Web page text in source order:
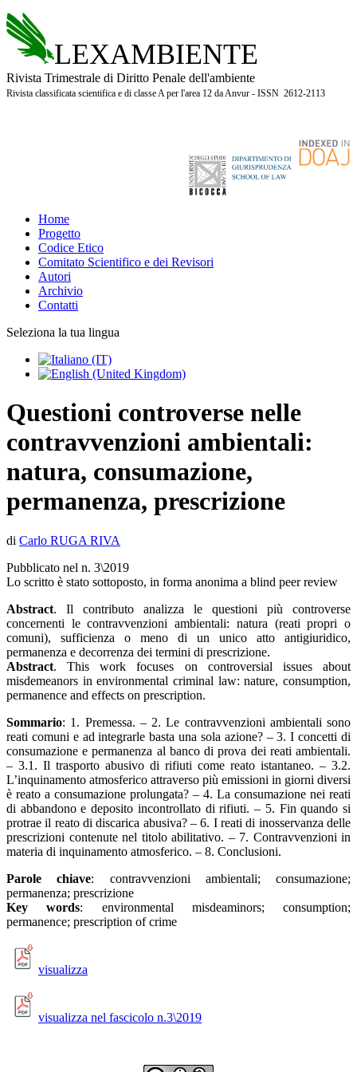
LEXAMBIENTE
Rivista Trimestrale di Diritto Penale dell'ambiente
Rivista classificata scientifica e di classe A per l'area 12 da Anvur - ISSN 2612-2113
Home
Progetto
Codice Etico
Comitato Scientifico e dei Revisori
Autori
Archivio
Contatti
Seleziona la tua lingua
Questioni controverse nelle
contravvenzioni ambientali:
natura, consumazione,
permanenza, prescrizione
di Carlo RUGA RIVA
Pubblicato nel n. 3\2019
Lo scritto è stato sottoposto, in forma anonima a blind peer review
Abstract. Il contributo analizza le questioni più controverse
concernenti le contravvenzioni ambientali: natura (reati propri o
comuni), sufficienza o meno di un unico atto antigiuridico,
permanenza e decorrenza dei termini di prescrizione.
Abstract. This work focuses on controversial issues about
misdemeanors in environmental criminal law: nature, consumption,
permanence and effects on prescription.
Sommario: 1. Premessa. – 2. Le contravvenzioni ambientali sono
reati comuni e ad integrarle basta una sola azione? – 3. I concetti di
consumazione e permanenza al banco di prova dei reati ambientali.
– 3.1. Il trasporto abusivo di rifiuti come reato istantaneo. – 3.2.
L’inquinamento atmosferico attraverso più emissioni in giorni diversi
è reato a consumazione prolungata? – 4. La consumazione nei reati
di abbandono e deposito incontrollato di rifiuti. – 5. Fin quando si
protrae il reato di discarica abusiva? – 6. I reati di inosservanza delle
prescrizioni contenute nel titolo abilitativo. – 7. Contravvenzioni in
materia di inquinamento atmosferico. – 8. Conclusioni.
Parole chiave: contravvenzioni ambientali; consumazione;
permanenza; prescrizione
Key words: environmental misdeaminors; consumption;
permanence; prescription of crime
visualizza
visualizza nel fascicolo n.3\2019